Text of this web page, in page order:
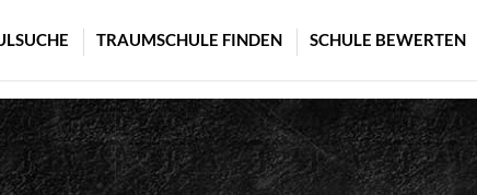
TRAUMSCHULE FINDEN SCHULE BEWERTEN